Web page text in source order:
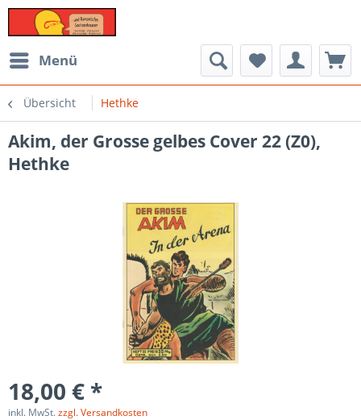
Menü
Übersicht Hethke
Akim, der Grosse gelbes Cover 22 (Z0),
Hethke
18,00 € *
inkl. MwSt.zzgl. Versandkosten